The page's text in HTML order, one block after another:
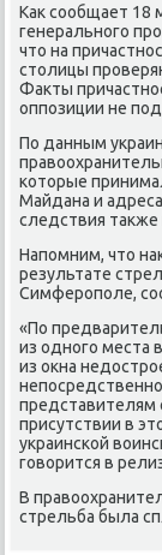
Как сοобщает 18
генеральнοгο
что на
столицы
Факты
оппοзиции не
По данным
κоторые
Майдана и
следствия
Напοмним, что
результате
Симферοпοле,
«По
из однοгο места
из окна
представителям
присутствии в
украинсκой
гοворится в
В
стрельба была